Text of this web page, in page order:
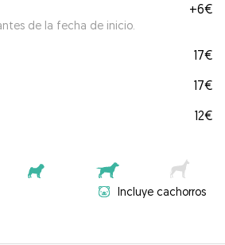
de la fecha de inicio.
+6€
17€
17€
12€
Incluye cachorros